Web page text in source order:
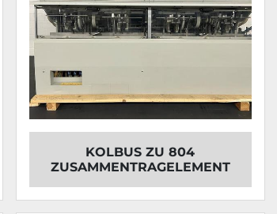
KOLBUS ZU 804
ZUSAMMENTRAGELEMENT